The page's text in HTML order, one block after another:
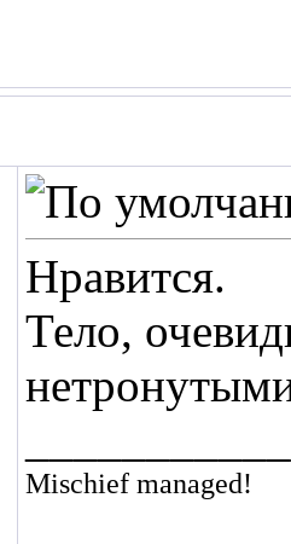
Нравится.
Тело,
Mischief managed!